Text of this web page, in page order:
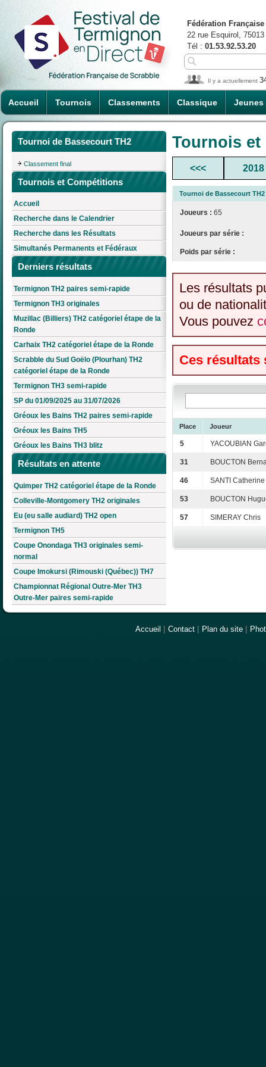
Accueil Tournois Classements Classique Jeunes
Fédération
22 rue Esquirol,
Tél : 01.53.92.53.20
Il y a actuellement
Tournoi de Bassecourt TH2
Classement final
Tournois et Compétitions
Accueil
Recherche dans le Calendrier
Recherche dans les Résultats
Simultanés Permanents et Fédéraux
Derniers résultats
Termignon TH2 paires semi-rapide
Termignon TH3 originales
Muzillac (Billiers) TH2 catégoriel étape de la
Ronde
Carhaix TH2 catégoriel étape de la Ronde
Scrabble du Sud Goëlo (Plourhan) TH2
catégoriel étape de la Ronde
Termignon TH3 semi-rapide
SP du 01/09/2025 au 31/07/2026
Gréoux les Bains TH2 paires semi-rapide
Gréoux les Bains TH5
Gréoux les Bains TH3 blitz
Résultats en attente
Quimper TH2 catégoriel étape de la Ronde
Colleville-Montgomery TH2 originales
Eu (eu salle audiard) TH2 open
Termignon TH5
Coupe Onondaga TH3 originales semi-
normal
Coupe Imokursi (Rimouski (Québec)) TH7
Championnat Régional Outre-Mer TH3
Outre-Mer paires semi-rapide
Tournois
<<< 2018
Tournoi de Bassecourt TH2
Joueurs : 65
Joueurs par série :
Poids par série :
Les résultats
ou de
Vous pouvez
Ces résultats
Place Joueur
5 YACOUBIAN
31 BOUCTON
46 SANTI Catherine
53 BOUCTON
57 SIMERAY Chris
Accueil Contact Plan du site